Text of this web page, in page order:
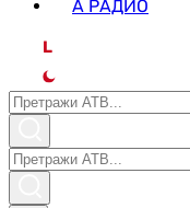
А РАДИО
L